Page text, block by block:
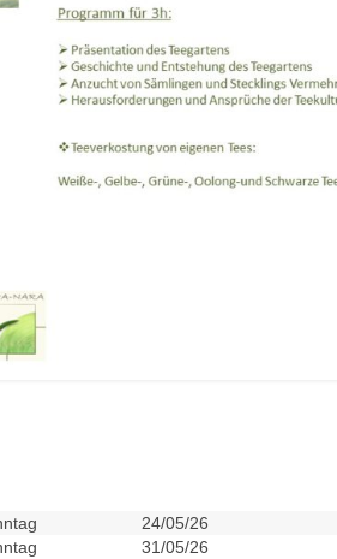
24/05/26
31/05/26